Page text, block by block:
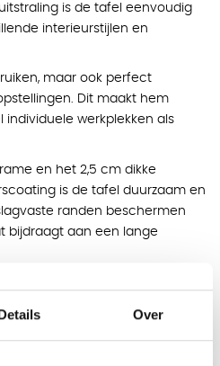
Over
is de tafel eenvoudig
interieurstijlen en
maar ook perfect
Dit maakt hem
individuele werkplekken als
en het 2,5 cm dikke
is de tafel duurzaam en
randen beschermen
bijdraagt aan een lange
zorgen ervoor dat
op oneffen vloeren.